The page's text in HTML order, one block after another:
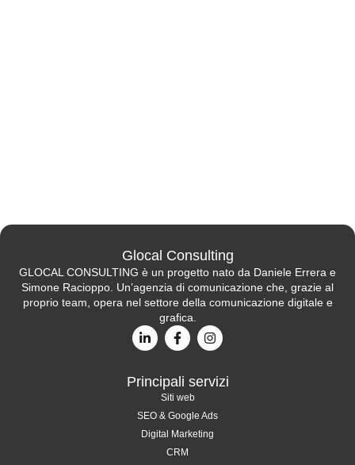
Glocal Consulting
GLOCAL CONSULTING è un progetto nato da Daniele Errera e
Simone Racioppo. Un’agenzia di comunicazione che, grazie al
proprio team, opera nel settore della comunicazione digitale e
grafica.
Principali servizi
Siti web
SEO & Google Ads
Digital Marketing
CRM